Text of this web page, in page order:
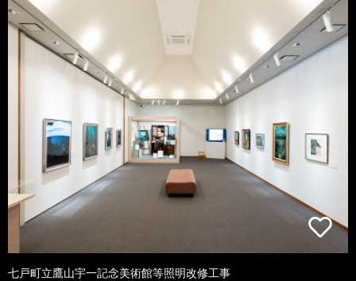
七戸町立鷹山宇一記念美術館等照明改修工事